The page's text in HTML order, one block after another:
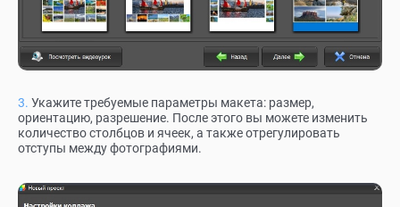
Укажите требуемые параметры макета: размер,
ориентацию, разрешение. После этого вы можете изменить
количество столбцов и ячеек, а также отрегулировать
отступы между фотографиями.